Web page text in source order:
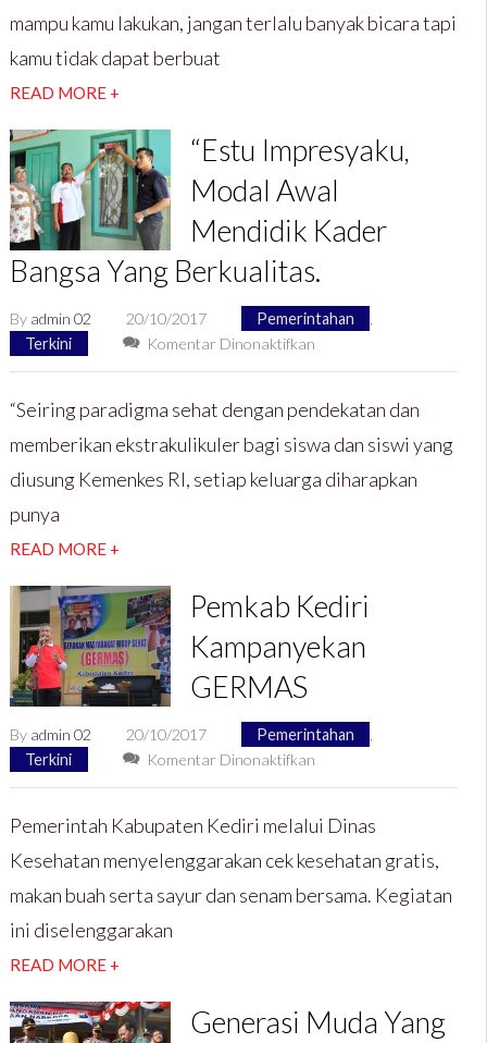
Lele
Lele
Tales.
mampu kamu lakukan, jangan terlalu banyak bicara tapi
kamu tidak dapat berbuat
READ MORE +
“Estu Impresyaku,
Modal Awal
Mendidik Kader
Bangsa Yang Berkualitas.
By admin 02 20/10/2017 Pemerintahan
Terkini
Komentar Dinonaktifkanpada
“Estu
Modal
Awal
Kader
“Seiring paradigma sehat dengan pendekatan dan
memberikan ekstrakulikuler bagi siswa dan siswi yang
diusung Kemenkes RI, setiap keluarga diharapkan
punya
READ MORE +
Pemkab Kediri
Kampanyekan
GERMAS
By admin 02 20/10/2017 Pemerintahan
Terkini
Komentar Dinonaktifkanpada
Pemkab
Kampanyekan
GERMAS
Pemerintah Kabupaten Kediri melalui Dinas
Kesehatan menyelenggarakan cek kesehatan gratis,
makan buah serta sayur dan senam bersama. Kegiatan
ini diselenggarakan
READ MORE +
Generasi Muda Yang